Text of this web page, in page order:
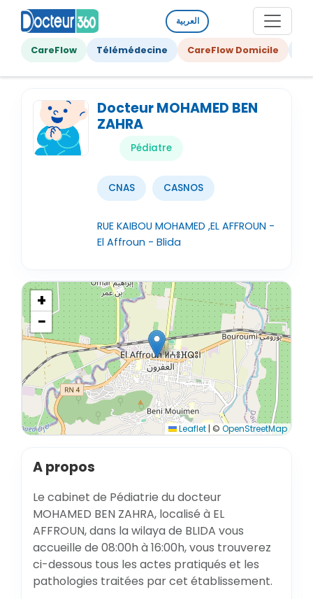
العربية
CareFlow Télémédecine CareFlow Domicile
Docteur MOHAMED BEN
ZAHRA
Pédiatre
CNAS CASNOS
RUE KAIBOU MOHAMED ,EL AFFROUN -
El Affroun - Blida
+
−
Leaflet | © OpenStreetMap
A propos
Le cabinet de Pédiatrie du docteur
MOHAMED BEN ZAHRA, localisé à EL
AFFROUN, dans la wilaya de BLIDA vous
accueille de 08:00h à 16:00h, vous trouverez
ci-dessous tous les actes pratiqués et les
pathologies traitées par cet établissement.